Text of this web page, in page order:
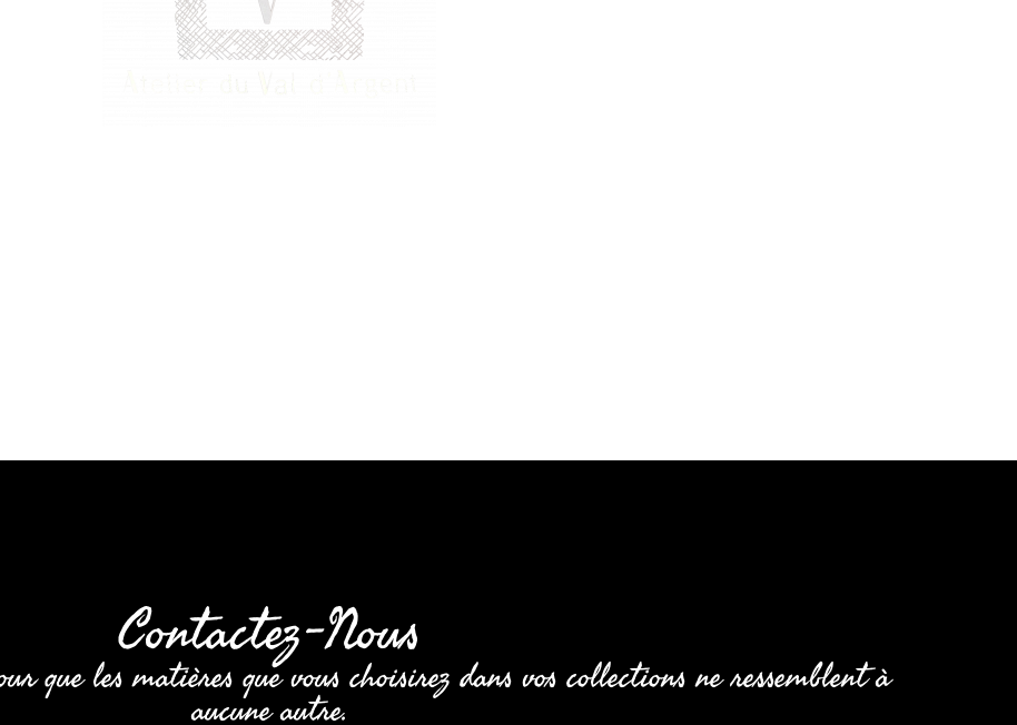
Contactez-Nous
que les matières que vous choisirez dans vos collections ne ressemblent à
aucune autre.